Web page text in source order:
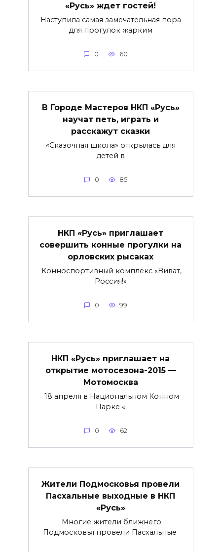
«Русь» ждет гостей!
Наступила самая замечательная пора
для прогулок жарким
0 60
В Городе Мастеров НКП «Русь»
научат петь, играть и
расскажут сказки
«Сказочная школа» открылась для
детей в
0 85
НКП «Русь» приглашает
совершить конные прогулки на
орловских рысаках
Конноспортивный комплекс «Виват,
Россия!»
0 99
НКП «Русь» приглашает на
открытие мотосезона-2015 —
Мотомосква
18 апреля в Национальном Конном
Парке «
0 62
Жители Подмосковья провели
Пасхальные выходные в НКП
«Русь»
Многие жители ближнего
Подмосковья провели Пасхальные